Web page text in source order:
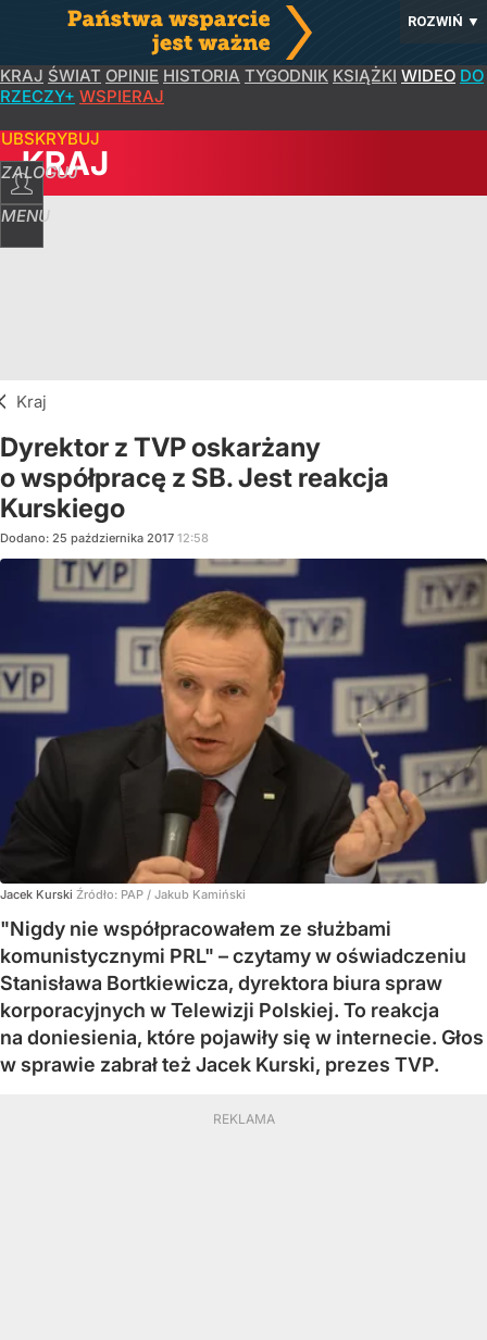
ROZWIŃ ▼
KRAJ ŚWIAT OPINIE HISTORIA TYGODNIK KSIĄŻKI WIDEO DO
RZECZY+ WSPIERAJ
ZALOGUJ
MENU
KRAJ
Kraj
Dyrektor z TVP oskarżany
o współpracę z SB. Jest reakcja
Kurskiego
Dodano: 25 października 2017 12:58
Jacek Kurski Źródło: PAP / Jakub Kamiński
"Nigdy nie współpracowałem ze służbami
komunistycznymi PRL" – czytamy w oświadczeniu
Stanisława Bortkiewicza, dyrektora biura spraw
korporacyjnych w Telewizji Polskiej. To reakcja
na doniesienia, które pojawiły się w internecie. Głos
w sprawie zabrał też Jacek Kurski, prezes TVP.